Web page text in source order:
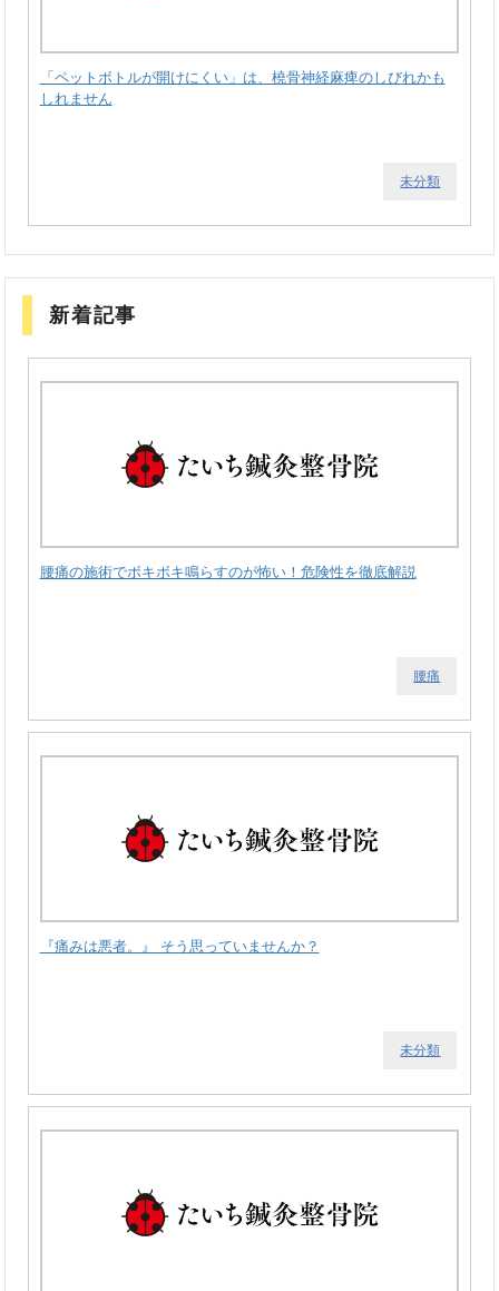
「ペットボトルが開けにくい」は、橈骨神経麻痺のしびれかも
しれません
未分類
新着記事
腰痛の施術でボキボキ鳴らすのが怖い！危険性を徹底解説
腰痛
『痛みは悪者。』 そう思っていませんか？
未分類